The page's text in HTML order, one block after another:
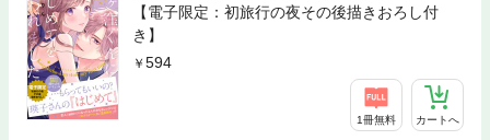
【電子限定：初旅行の夜その後描きおろし付
き】
594
1冊無料 カートへ